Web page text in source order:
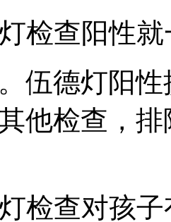
检查阳性
伍德灯阳
他检查，
检查对孩